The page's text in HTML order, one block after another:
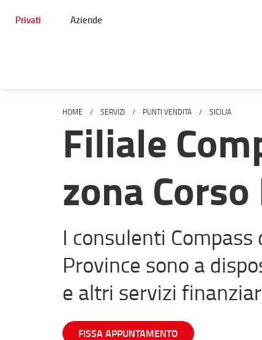
Privati Aziende
HOME SERVIZI PUNTI VENDITA SICILIA
Filiale
zona
I consulenti
Province sono a
e altri servizi
FISSA APPUNTAMENTO